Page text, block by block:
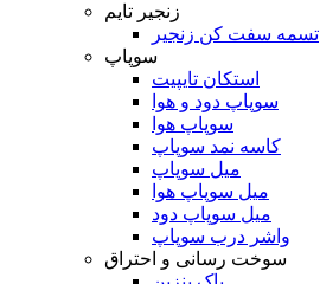
زنجیر تایم
تسمه سفت کن زنجیر
سوپاپ
استکان تایپیت
سوپاپ دود و هوا
سوپاپ هوا
کاسه نمد سوپاپ
میل سوپاپ
میل سوپاپ هوا
میل سوپاپ دود
واشر درب سوپاپ
سوخت رسانی و احتراق